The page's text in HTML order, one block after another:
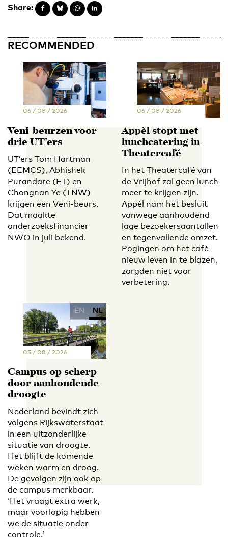
Share:
RECOMMENDED
06 / 08 / 2026
Veni-beurzen voor
drie UT’ers
UT’ers Tom Hartman
(EEMCS), Abhishek
Purandare (ET) en
Chongnan Ye (TNW)
krijgen een Veni-beurs.
Dat maakte
onderzoeksfinancier
NWO in juli bekend.
06 / 08 / 2026
Appèl stopt met
lunchcatering in
Theatercafé
In het Theatercafé van
de Vrijhof zal geen lunch
meer te krijgen zijn.
Appèl nam het besluit
vanwege aanhoudend
lage bezoekersaantallen
en tegenvallende omzet.
Pogingen om het café
nieuw leven in te blazen,
zorgden niet voor
verbetering.
EN NL
05 / 08 / 2026
Campus op scherp
door aanhoudende
droogte
Nederland bevindt zich
volgens Rijkswaterstaat
in een uitzonderlijke
situatie van droogte.
Het blijft de komende
weken warm en droog.
De gevolgen zijn ook op
de campus merkbaar.
‘Het vraagt extra werk,
maar voorlopig hebben
we de situatie onder
controle.’